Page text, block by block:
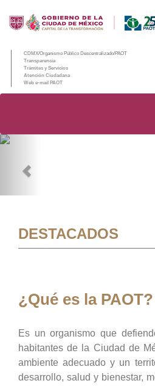
CDMX/Organismo Público Descentralizado/PAOT
Transparencia
Trámites y Servicios
Atención Ciudadana
Web e-mail PAOT
DESTACADOS
¿Qué es la PAOT?
Es un organismo que
habitantes de la Ciudad de
ambiente adecuado y un
desarrollo, salud y bienestar,